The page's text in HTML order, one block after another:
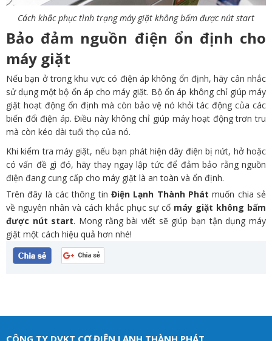
Cách khắc phục tình trạng máy giặt không bấm được nút start
Bảo đảm nguồn điện ổn định cho
máy giặt
Nếu bạn ở trong khu vực có điện áp không ổn định, hãy cân nhắc
sử dụng một bộ ổn áp cho máy giặt. Bộ ổn áp không chỉ giúp máy
giặt hoạt động ổn định mà còn bảo vệ nó khỏi tác động của các
biến đổi điện áp. Điều này không chỉ giúp máy hoạt động trơn tru
mà còn kéo dài tuổi thọ của nó.
Khi kiểm tra máy giặt, nếu bạn phát hiện dây điện bị nứt, hở hoặc
có vấn đề gì đó, hãy thay ngay lập tức để đảm bảo rằng nguồn
điện đang cung cấp cho máy giặt là an toàn và ổn định.
Trên đây là các thông tin Điện Lạnh Thành Phátmuốn chia sẻ
về nguyên nhân và cách khắc phục sự cố máy giặt không bấm
được nút start. Mong rằng bài viết sẽ giúp bạn tận dụng máy
giặt một cách hiệu quả hơn nhé!
CÔNG TY DVKT CƠ ĐIỆN LẠNH THÀNH PHÁT